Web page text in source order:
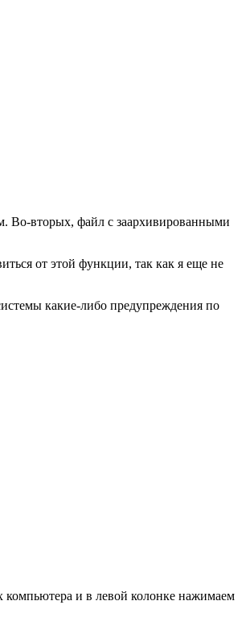
Во-вторых, файл с заархивированными
от этой функции, так как я еще не
какие-либо предупреждения по
и в левой колонке нажимаем